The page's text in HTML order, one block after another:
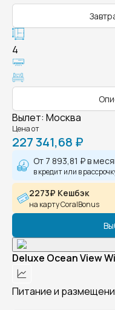
4
Вылет: Москва
Цена от
227 341,68 ₽
От 7 893,81 ₽в
в кредит или в
2273₽ Кешбэк
на карту CoralBonus
Deluxe Ocean View
Питание и